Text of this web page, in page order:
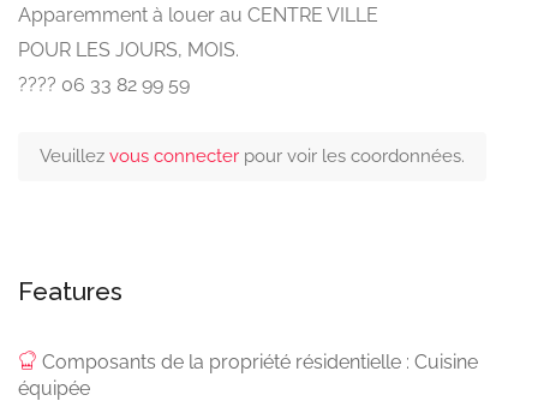
Apparemment à louer au CENTRE VILLE
POUR LES JOURS, MOIS.
???? 06 33 82 99 59
Veuillez vous connecter pour voir les coordonnées.
Features
Composants de la propriété résidentielle : Cuisine
équipée